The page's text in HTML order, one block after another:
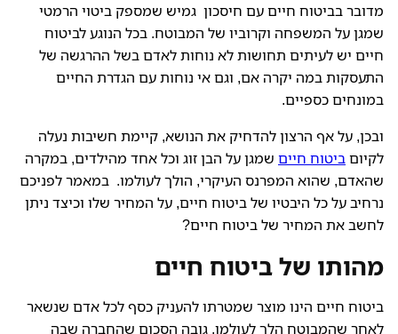
מדובר בביטוח חיים עם חיסכון גמיש שמספק ביטוי הרמטי
שמגן על המשפחה וקרוביו של המבוטח. בכל הנוגע לביטוח
חיים יש לעיתים תחושות לא נוחות לאדם בשל ההרגשה של
התעסקות במה יקרה אם, וגם אי נוחות עם הגדרת החיים
במונחים כספיים.
ובכן, על אף הרצון להדחיק את הנושא, קיימת חשיבות נעלה
לקיוםביטוח חיים שמגן על הבן זוג וכל אחד מהילדים, במקרה
שהאדם, שהוא המפרנס העיקרי, הולך לעולמו. במאמר לפניכם
נרחיב על כל היבטיו של ביטוח חיים, על המחיר שלו וכיצד ניתן
לחשב את המחיר של ביטוח חיים?
מהותו של ביטוח חיים
ביטוח חיים הינו מוצר שמטרתו להעניק כסף לכל אדם שנשאר
לאחר שהמבוטח הלך לעולמו. גובה הסכום שהחברה שבה